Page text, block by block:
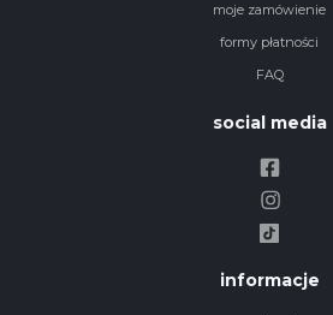
moje zamówienie
formy płatności
FAQ
social media
informacje